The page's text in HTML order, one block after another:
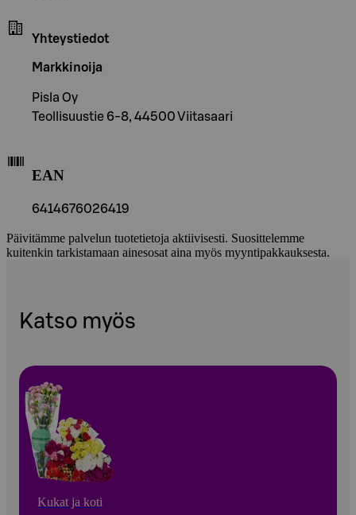
Yhteystiedot
Markkinoija
Pisla Oy
Teollisuustie 6-8, 44500 Viitasaari
EAN
6414676026419
Päivitämme palvelun tuotetietoja aktiivisesti. Suosittelemme
kuitenkin tarkistamaan ainesosat aina myös myyntipakkauksesta.
Katso myös
Kukat ja koti